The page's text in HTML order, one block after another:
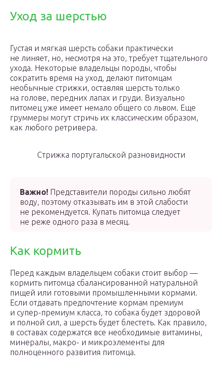
Уход за шерстью
Густая и мягкая шерсть собаки практически
не линяет, но, несмотря на это, требует тщательного
ухода. Некоторые владельцы породы, чтобы
сократить время на уход, делают питомцам
необычные стрижки, оставляя шерсть только
на голове, передних лапах и груди. Визуально
питомец уже имеет немало общего со львом. Еще
груммеры могут стричь их классическим образом,
как любого ретривера.
Стрижка португальской разновидности
Важно! Представители породы сильно любят
воду, поэтому отказывать им в этой слабости
не рекомендуется. Купать питомца следует
не реже одного раза в месяц.
Как кормить
Перед каждым владельцем собаки стоит выбор —
кормить питомца сбалансированной натуральной
пищей или готовыми промышленными кормами.
Если отдавать предпочтение кормам премиум
и супер-премиум класса, то собака будет здоровой
и полной сил, а шерсть будет блестеть. Как правило,
в составах содержатся все необходимые витамины,
минералы, макро- и микроэлементы для
полноценного развития питомца.